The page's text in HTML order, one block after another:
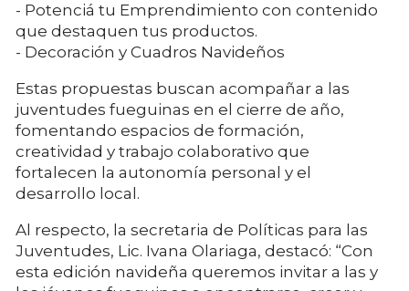
- Potenciá tu Emprendimiento con contenido
que destaquen tus productos.
- Decoración y Cuadros Navideños
Estas propuestas buscan acompañar a las
juventudes fueguinas en el cierre de año,
fomentando espacios de formación,
creatividad y trabajo colaborativo que
fortalecen la autonomía personal y el
desarrollo local.
Al respecto, la secretaria de Políticas para las
Juventudes, Lic. Ivana Olariaga, destacó: “Con
esta edición navideña queremos invitar a las y